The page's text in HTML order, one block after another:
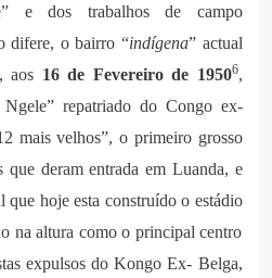
e dos trabalhos de campo
difere, o bairro “indígena” actual
aos 16 de Fevereiro de 19506,
Ngele” repatriado do Congo ex-
mais velhos”, o primeiro grosso
que deram entrada em Luanda, e
hoje esta construído o estádio
na altura como o principal centro
expulsos do Kongo Ex- Belga,